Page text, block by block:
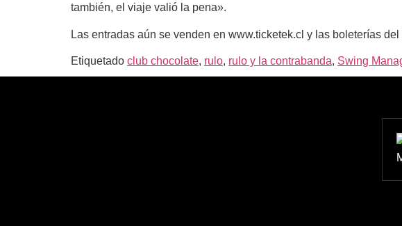
también, el viaje valió la pena».
Las entradas aún se venden en www.ticketek.cl y las boleterías
Etiquetado club chocolate, rulo, rulo y la contrabanda, Swing